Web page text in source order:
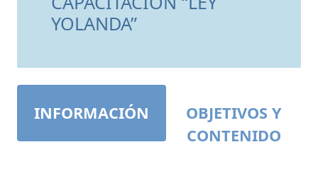
YOLANDA”
INFORMACIÓN
OBJETIVOS Y
CONTENIDO